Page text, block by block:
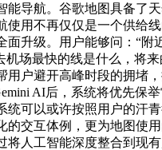
能导航。谷歌地图具备了天
使用不再仅仅是一个供给
面升级。用户能够问：“附
机场最快的线是什么，将
用户避开高峰时段的拥堵
AI后，系统将优先保
统可以或许按照用户的汗
的交互体例，更为地图使
将人工智能深度整合到现